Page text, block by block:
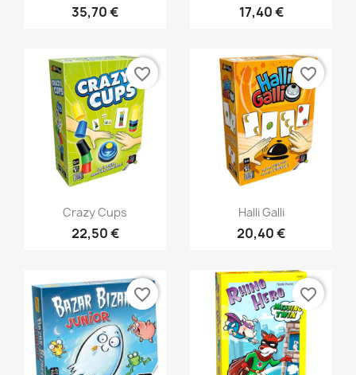
35,70 € 17,40 €
Aperçu rapide
Crazy Cups
22,50 €
favorite_border
Aperçu rapide
Halli Galli
20,40 €
favorite_border
favorite_border favorite_border